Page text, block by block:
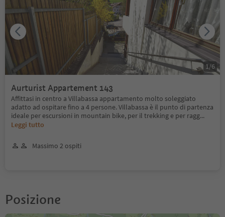
Aurturist Appartement 143
Affittasi in centro a Villabassa appartamento molto soleggiato
adatto ad ospitare fino a 4 persone. Villabassa è il punto di partenza
ideale per escursioni in mountain bike, per il trekking e per ragg...
Leggi tutto
Massimo 2 ospiti
1 /6
Posizione